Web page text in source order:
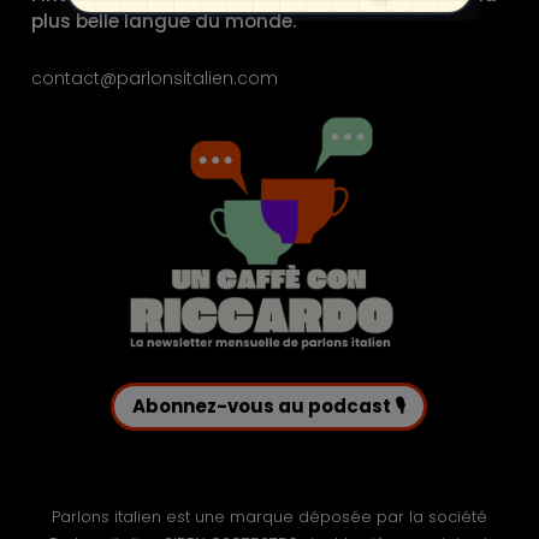
plus belle langue du monde.
contact@parlonsitalien.com
Abonnez-vous au podcast 🎙️
Parlons italien est une marque déposée par la société
- kjhkjhsdjhsjdhf
- kjhkjshkjhsdfkjhsf
Je veux le magazine !
compréhension.
Une délicieuse recette de
tiramisu pour émoustiller vos
Un dossier spécial voyage avec
du vocabulaire, des conseils
pratiques, des idées
d’escapades insolites…
JE LE VEUX !